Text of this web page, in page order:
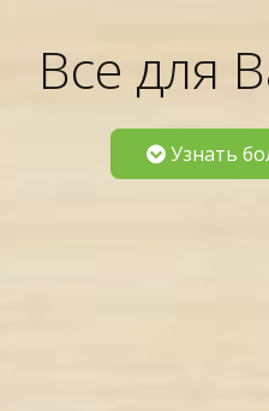
Все для
Узнать